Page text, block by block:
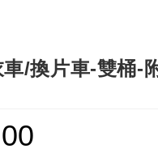
/換片車-雙桶-